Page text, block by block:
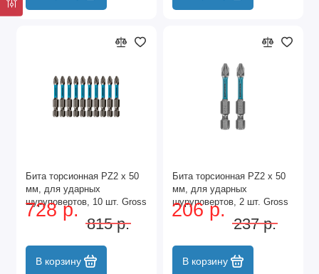
Бита торсионная PZ2 x 50
мм, для ударных
шуруповертов, 10 шт. Gross
728 р.
815 р.
В корзину
Бита торсионная PZ2 x 50
мм, для ударных
шуруповертов, 2 шт. Gross
206 р.
237 р.
В корзину